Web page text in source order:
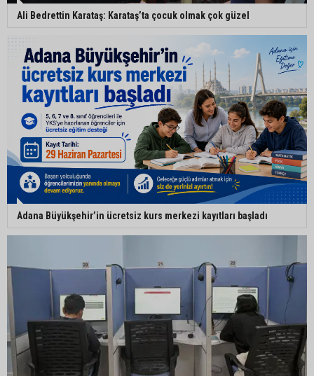
Ali Bedrettin Karataş: Karataş’ta çocuk olmak çok güzel
Adana Büyükşehir’in ücretsiz kurs merkezi kayıtları başladı